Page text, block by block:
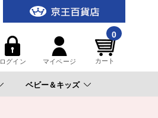
ログイン マイページ
0
カート
ベビー＆キッズ